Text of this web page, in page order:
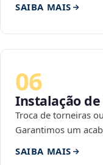
SAIBA MAIS
06
Instalação
Troca de torneiras
Garantimos um
SAIBA MAIS